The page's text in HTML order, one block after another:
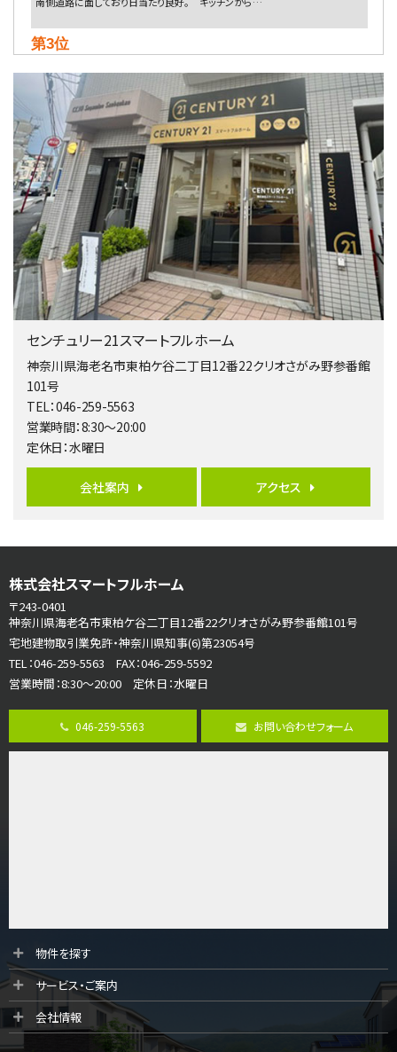
第3位
4ＬＤＫ
海老名駅
バ18分・歩6分
開放感のある角地区画。車３台並列駐車可能です。 …
第4位
5,480万円
4ＬＤＫ
相模大野駅
バ9分・歩4分
２０１５年６月築、積水ハウス施工住宅です。 南東…
第5位
3,680万円
バ19分・ 歩8分
開放感があり日当たり良好な南西・北西角地区画。 …
第6位
4ＳＬＤＫ
海老名駅
長後駅
バ11分 歩6分
全棟ＬＤＫは16帖の4ＬＤＫ！食器洗い乾燥機や浴…
第8位
3,680万円
4ＬＤＫ
さがみ野駅
第10位
3,180万円
海老名駅
大規模開発分譲地内の新築戸建！開発道路は幅員４.…
センチュリー21スマートフルホーム
神奈川県海老名市東柏ケ谷二丁目12番22クリオさがみ野参番館
101号
TEL：046-259-5563
営業時間：8:30～20:00
定休日：水曜日
会社案内 アクセス
株式会社スマートフルホーム
〒243-0401
神奈川県海老名市東柏ケ谷二丁目12番22クリオさがみ野参番館101号
宅地建物取引業免許・神奈川県知事(6)第23054号
TEL：046-259-5563 FAX：046-259-5592
営業時間：8:30～20:00 定休日：水曜日
046-259-5563 お問い合わせフォーム
物件を探す
サービス・ご案内
会社情報